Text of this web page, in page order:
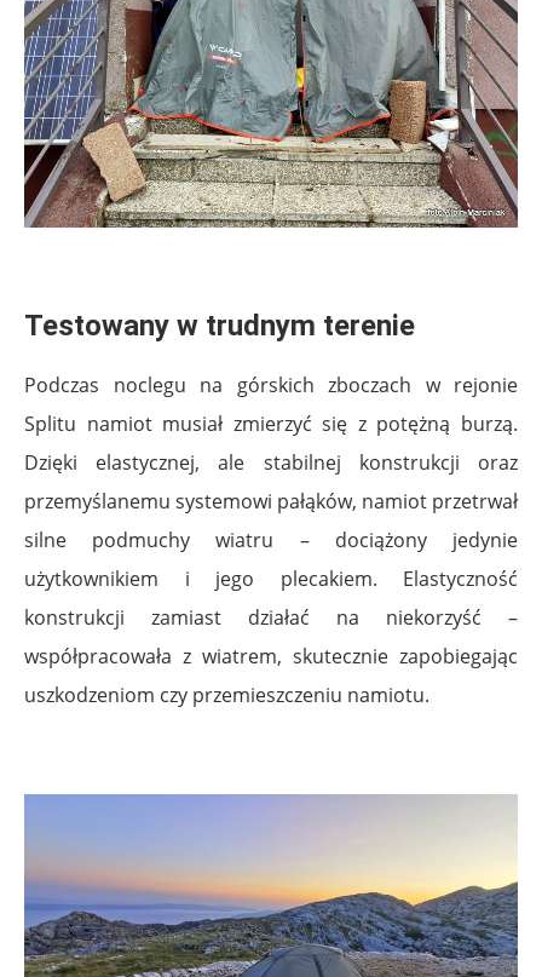
Testowany w trudnym terenie
Podczas noclegu na górskich zboczach w rejonie
Splitu namiot musiał zmierzyć się z potężną burzą.
Dzięki elastycznej, ale stabilnej konstrukcji oraz
przemyślanemu systemowi pałąków, namiot przetrwał
silne podmuchy wiatru – dociążony jedynie
użytkownikiem i jego plecakiem. Elastyczność
konstrukcji zamiast działać na niekorzyść –
współpracowała z wiatrem, skutecznie zapobiegając
uszkodzeniom czy przemieszczeniu namiotu.